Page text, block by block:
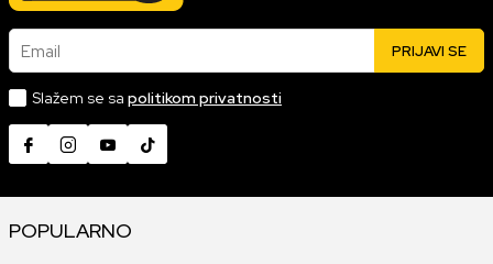
Email PRIJAVI SE
Slažem se sa politikom privatnosti
POPULARNO